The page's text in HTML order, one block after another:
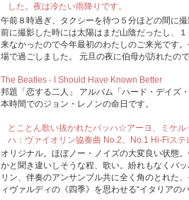
した。夜は冷たい雨降りです。
午前８時過ぎ、タクシーを待つ５分ほどの間に
前に撮影した時には太陽はまだ山陰だったし、
来なかったので今年最初のわたしのご来光です
場で過ごしました。 元旦の夜に伯母が訪れたの
The Beatles - I Should Have Known Better
邦題「恋する二人」 アルバム「ハード・デイズ
本時間でのジョン・レノンの命日です。
とことん歌い抜かれたバッハ☆アーヨ、ミケル
ハ：ヴァイオリン協奏曲 No.2、No.1 Hi-Fiス
オリジナル。ほぼノー・ノイズの大変良い状態
かと聞き違いしそうな程、歌い。紛れもなくバ
リン、伴奏のアンサンブル共に全く角のとれた
ィヴァルディの《四季》を思わせる“イタリアの